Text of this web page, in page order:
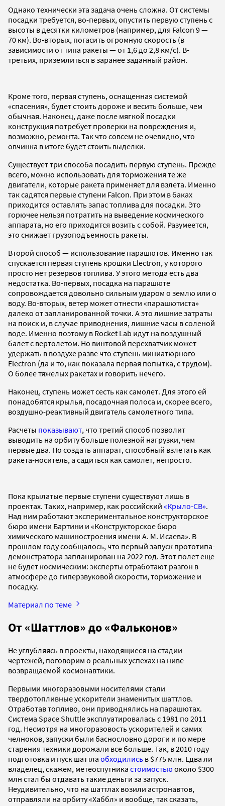
Однако технически эта задача очень сложна. От системы
посадки требуется, во-первых, опустить первую ступень с
высоты в десятки километров (например, для Falcon 9 —
70 км). Во-вторых, погасить огромную скорость (в
зависимости от типа ракеты — от 1,6 до 2,8 км/с). В-
третьих, приземлиться в заранее заданный район.
Кроме того, первая ступень, оснащенная системой
«спасения», будет стоить дороже и весить больше, чем
обычная. Наконец, даже после мягкой посадки
конструкция потребует проверки на повреждения и,
возможно, ремонта. Так что совсем не очевидно, что
овчинка в итоге будет стоить выделки.
Существует три способа посадить первую ступень. Прежде
всего, можно использовать для торможения те же
двигатели, которые ракета применяет для взлета. Именно
так садятся первые ступени Falcon. При этом в баках
приходится оставлять запас топлива для посадки. Это
горючее нельзя потратить на выведение космического
аппарата, но его приходится возить с собой. Разумеется,
это снижает грузоподъемность ракеты.
Второй способ — использование парашютов. Именно так
спускается первая ступень крошки Electron, у которого
просто нет резервов топлива. У этого метода есть два
недостатка. Во-первых, посадка на парашюте
сопровождается довольно сильным ударом о землю или о
воду. Во-вторых, ветер может отнести «парашютиста»
далеко от запланированной точки. А это лишние затраты
на поиск и, в случае приводнения, лишние часы в соленой
воде. Именно поэтому в Rocket Lab идут на воздушный
балет с вертолетом. Но винтовой перехватчик может
удержать в воздухе разве что ступень миниатюрного
Electron (да и то, как показала первая попытка, с трудом).
О более тяжелых ракетах и говорить нечего.
Наконец, ступень может сесть как самолет. Для этого ей
понадобятся крылья, посадочная полоса и, скорее всего,
воздушно-реактивный двигатель самолетного типа.
Расчеты показывают, что третий способ позволит
выводить на орбиту больше полезной нагрузки, чем
первые два. Но создать аппарат, способный взлетать как
ракета-носитель, а садиться как самолет, непросто.
Пока крылатые первые ступени существуют лишь в
проектах. Таких, например, как российский «Крыло-СВ».
Над ним работают экспериментальное конструкторское
бюро имени Бартини и «Конструкторское бюро
химического машиностроения имени А. М. Исаева». В
прошлом году сообщалось, что первый запуск прототипа-
демонстратора запланирован на 2022 год. Этот полет еще
не будет космическим: эксперты отработают разгон в
атмосфере до гиперзвуковой скорости, торможение и
посадку.
Материал по теме
От «Шаттлов» до «Фальконов»
Не углубляясь в проекты, находящиеся на стадии
чертежей, поговорим о реальных успехах на ниве
возвращаемой космонавтики.
Первыми многоразовыми носителями стали
твердотопливные ускорители знаменитых шаттлов.
Отработав топливо, они приводнялись на парашютах.
Система Space Shuttle эксплуатировалась с 1981 по 2011
год. Несмотря на многоразовость ускорителей и самих
челноков, запуски были баснословно дороги и по мере
старения техники дорожали все больше. Так, в 2010 году
подготовка и пуск шаттла обходились в $775 млн. Едва ли
владелец, скажем, метеоспутника стоимостью около $300
млн стал бы отдавать такие деньги за запуск.
Неудивительно, что на шаттлах возили астронавтов,
отправляли на орбиту «Хаббл» и вообще, так сказать,